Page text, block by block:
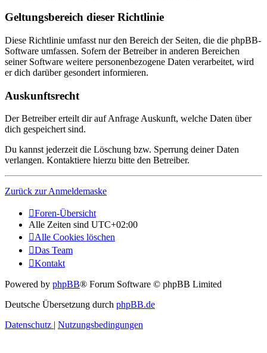
Geltungsbereich dieser Richtlinie
Diese Richtlinie umfasst nur den Bereich der Seiten, die die phpBB-
Software umfassen. Sofern der Betreiber in anderen Bereichen
seiner Software weitere personenbezogene Daten verarbeitet, wird
er dich darüber gesondert informieren.
Auskunftsrecht
Der Betreiber erteilt dir auf Anfrage Auskunft, welche Daten über
dich gespeichert sind.
Du kannst jederzeit die Löschung bzw. Sperrung deiner Daten
verlangen. Kontaktiere hierzu bitte den Betreiber.
Zurück zur Anmeldemaske
Foren-Übersicht
Alle Zeiten sind UTC+02:00
Alle Cookies löschen
Das Team
Kontakt
Powered by phpBB® Forum Software © phpBB Limited
Deutsche Übersetzung durch phpBB.de
Datenschutz | Nutzungsbedingungen